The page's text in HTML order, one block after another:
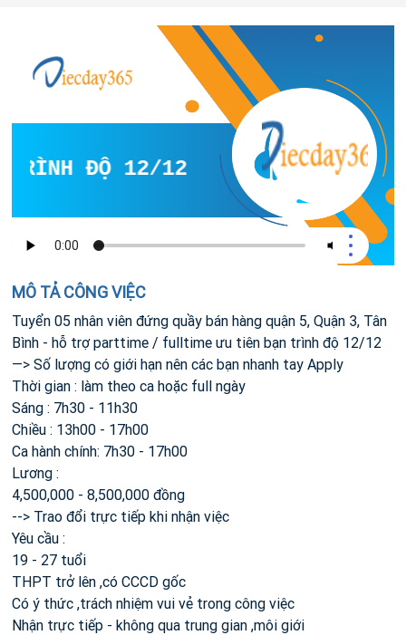
ĐỘ 12/12
MÔ TẢ CÔNG VIỆC
Tuyển 05 nhân viên đứng quầy bán hàng quận 5, Quận 3, Tân
Bình - hỗ trợ parttime / fulltime ưu tiên bạn trình độ 12/12
—> Số lượng có giới hạn nên các bạn nhanh tay Apply
Thời gian : làm theo ca hoặc full ngày
Sáng : 7h30 - 11h30
Chiều : 13h00 - 17h00
Ca hành chính: 7h30 - 17h00
Lương :
4,500,000 - 8,500,000 đồng
--> Trao đổi trực tiếp khi nhận việc
Yêu cầu :
19 - 27 tuổi
THPT trở lên ,có CCCD gốc
Có ý thức ,trách nhiệm vui vẻ trong công việc
Nhận trực tiếp - không qua trung gian ,môi giới